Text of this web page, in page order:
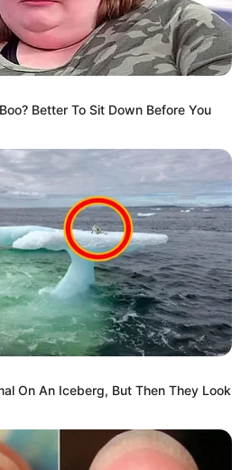
Better To Sit Down Before You
On An Iceberg, But Then They Look